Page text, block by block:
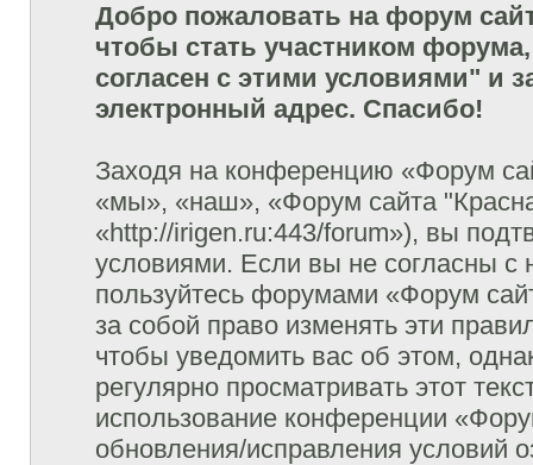
Добро пожаловать на форум
чтобы стать участником
согласен с этими условиями" и
электронный адрес. Спасибо!
Заходя на конференцию «Форум
«мы», «наш», «Форум сайта
«http://irigen.ru:443/forum»), вы
условиями. Если вы не согласны с
пользуйтесь форумами «Форум
за собой право изменять эти
чтобы уведомить вас об этом,
регулярно просматривать этот
использование конференции
обновления/исправления условий